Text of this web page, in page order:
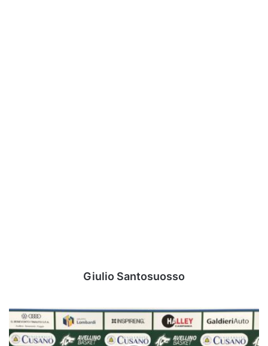
Giulio Santosuosso
Avellino
Basket,
ecco